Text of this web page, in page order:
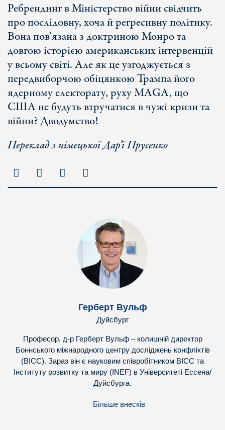
Ребрендинг в Міністерство війни свідчить
про послідовну, хоча й регресивну політику.
Вона пов’язана з доктриною Монро та
довгою історією американських інтервенцій
у всьому світі. Але як це узгоджується з
передвиборчою обіцянкою Трампа його
ядерному електорату, руху MAGA, що
США не будуть втручатися в чужі кризи та
війни? Дводумство!
Переклад з німецької Дар’ї Прусенко
Герберт Вульф
Дуйсбург
Професор, д-р Герберт Вульф – колишній директор
Боннського міжнародного центру досліджень конфліктів
(BICC). Зараз він є науковим співробітником BICC та
Інституту розвитку та миру (INEF) в Університеті Ессена/
Дуйсбурга.
Більше внесків